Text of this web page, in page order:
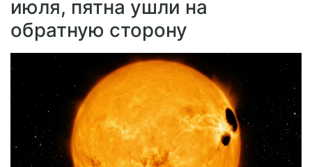
июля, пятна ушли на
обратную сторону